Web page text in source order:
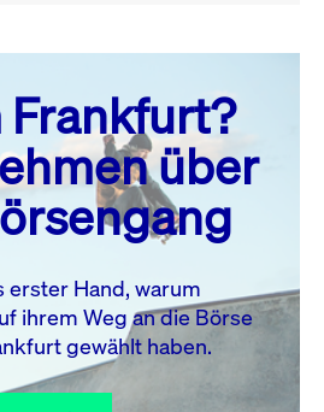
DO. FR. SA. SO.
1
2
6 7 8
13 14
20 21 22
23
27 28
Frankfurt?
über
erster Hand, warum
ihrem Weg an die Börse
gewählt haben.